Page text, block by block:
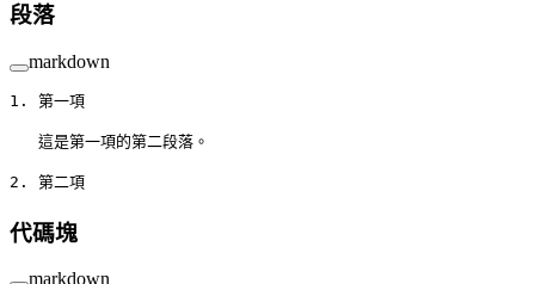
段落
markdown
1. 第一項
   這是第一項的第二段落。
2. 第二項
代碼塊
markdown